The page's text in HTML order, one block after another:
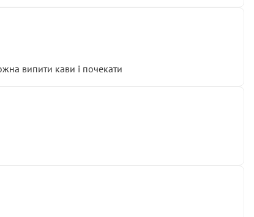
випити кави і почекати